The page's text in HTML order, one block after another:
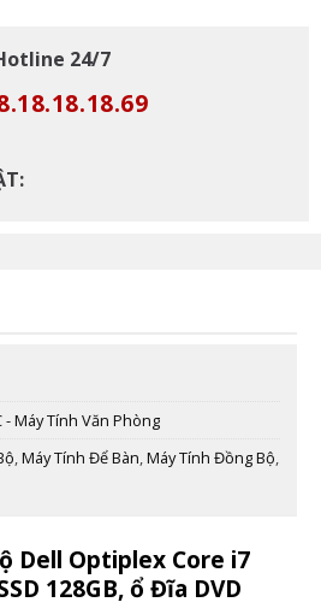
24/7
- Máy Tính Văn Phòng
,Máy Tính Để Bàn,Máy Tính Đồng Bộ,
Dell Optiplex Core i7
128GB, ổ Đĩa DVD